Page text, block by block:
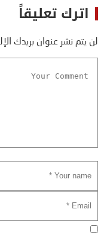
اترك تعليقاً
لن يتم نشر عنوان بريدك